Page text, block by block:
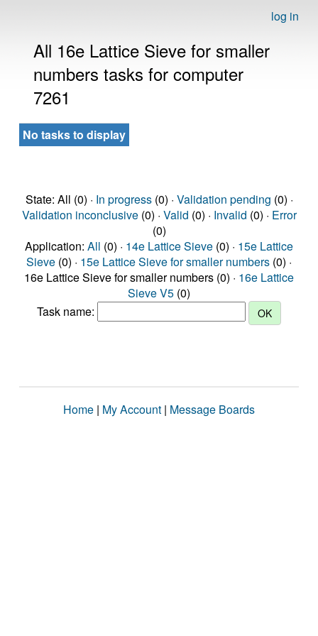
log in
All 16e Lattice Sieve for smaller
numbers tasks for computer
7261
No tasks to display
State: All (0) · In progress(0) · Validation pending (0) ·
Validation inconclusive(0) · Valid (0) · Invalid (0) · Error
(0)
Application: All (0) · 14e Lattice Sieve (0) · 15e Lattice
Sieve (0) · 15e Lattice Sieve for smaller numbers (0) ·
16e Lattice Sieve for smaller numbers (0) · 16e Lattice
Sieve V5 (0)
Task name:
Home | My Account | Message Boards